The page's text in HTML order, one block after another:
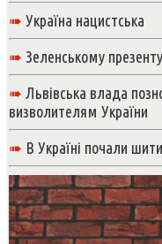
➠ Україна нацистська
➠ Зеленському
➠ Львівська влада
визволителям України
➠ В Україні почали